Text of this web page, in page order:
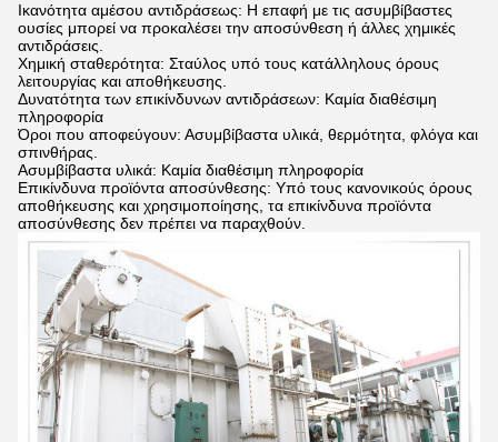
Ικανότητα αμέσου αντιδράσεως: Η επαφή με τις ασυμβίβαστες
ουσίες μπορεί να προκαλέσει την αποσύνθεση ή άλλες χημικές
αντιδράσεις.
Χημική σταθερότητα: Σταύλος υπό τους κατάλληλους όρους
λειτουργίας και αποθήκευσης.
Δυνατότητα των επικίνδυνων αντιδράσεων: Καμία διαθέσιμη
πληροφορία
Όροι που αποφεύγουν: Ασυμβίβαστα υλικά, θερμότητα, φλόγα και
σπινθήρας.
Ασυμβίβαστα υλικά: Καμία διαθέσιμη πληροφορία
Επικίνδυνα προϊόντα αποσύνθεσης: Υπό τους κανονικούς όρους
αποθήκευσης και χρησιμοποίησης, τα επικίνδυνα προϊόντα
αποσύνθεσης δεν πρέπει να παραχθούν.